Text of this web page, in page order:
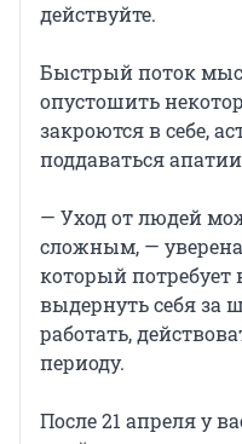
действуйте.
Быстрый поток
опустошить
закроются в себе,
поддаваться
— Уход от людей
сложным, — уверена
который
выдернуть себя за
работать,
периоду.
После 21 апреля у